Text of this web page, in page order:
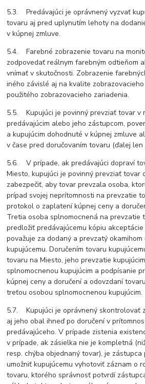
5.3. Predávajúci je oprávnený vyzvať
tovaru aj pred uplynutím lehoty na
v kúpnej zmluve.
5.4. Farebné zobrazenie tovaru na
zodpovedať reálnym farebným odtieňom
vnímať v skutočnosti. Zobrazenie
iného závislé aj na kvalite
použitého zobrazovacieho zariadenia.
5.5. Kupujúci je povinný prevziať tovar v
predávajúcim alebo jeho zástupcom,
a kupujúcim dohodnuté v kúpnej zmluve
v čase pred doručovaním tovaru (ďalej len
5.6. V prípade, ak predávajúci dopraví
Miesto, kupujúci je povinný prevziať tovar
zabezpečiť, aby tovar prevzala osoba,
prípad svojej neprítomnosti na prevzatie
protokol o zaplatení kúpnej ceny a
Tretia osoba splnomocnená na prevzatie
predložiť predávajúcemu kópiu
považuje za dodaný a prevzatý
kupujúcemu. Doručením tovaru
tovaru na Miesto, jeho prevzatie
splnomocnenou kupujúcim a podpísanie
kúpnej ceny a doručení a odovzdaní
treťou osobou splnomocnenou kupujúcim.
5.7. Kupujúci je oprávnený skontrolovať
aj jeho obal ihneď po doručení v
predávajúceho. V prípade zistenia
v prípade, ak zásielka nie je kompletná
resp. chýba objednaný tovar), je
umožniť kupujúcemu vyhotoviť záznam o
tovaru, ktorého správnosť potvrdí